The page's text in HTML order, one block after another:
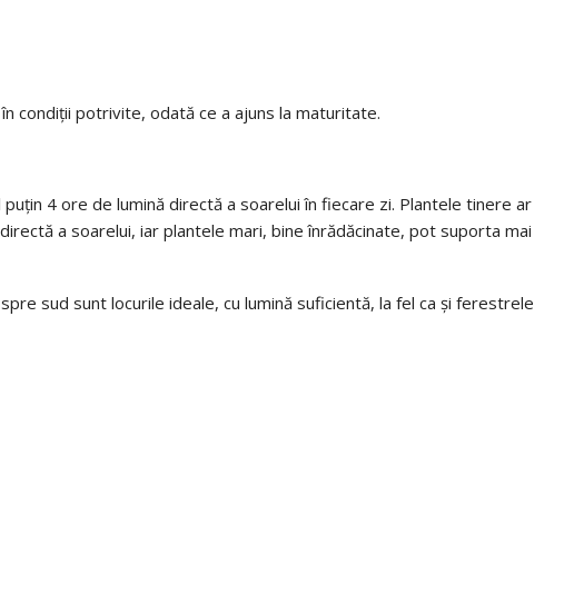
condiții potrivite, odată ce a ajuns la maturitate.
4 ore de lumină directă a soarelui în fiecare zi. Plantele tinere ar
a soarelui, iar plantele mari, bine înrădăcinate, pot suporta mai
sud sunt locurile ideale, cu lumină suficientă, la fel ca și ferestrele